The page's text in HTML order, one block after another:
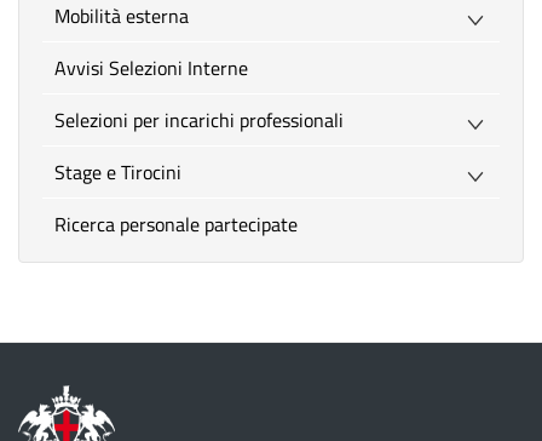
Mobilità esterna
Avvisi Selezioni Interne
Selezioni per incarichi professionali
Stage e Tirocini
Ricerca personale partecipate